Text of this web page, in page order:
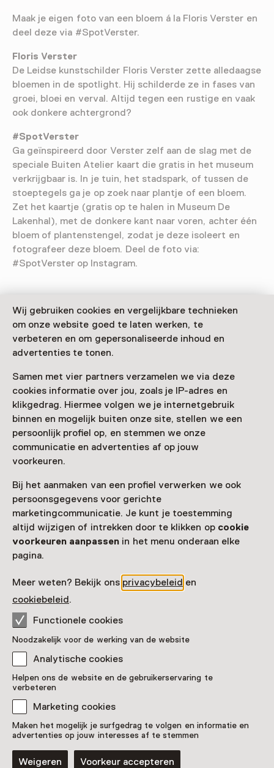
Wij gebruiken cookies en vergelijkbare technieken
om onze website goed te laten werken, te
verbeteren en om gepersonaliseerde inhoud en
advertenties te tonen.
Samen met vier partners verzamelen we via deze
cookies informatie over jou, zoals je IP-adres en
klikgedrag. Hiermee volgen we je internetgebruik
binnen en mogelijk buiten onze site, stellen we een
persoonlijk profiel op, en stemmen we onze
communicatie en advertenties af op jouw
voorkeuren.
Bij het aanmaken van een profiel verwerken we ook
persoonsgegevens voor gerichte
marketingcommunicatie. Je kunt je toestemming
altijd wijzigen of intrekken door te klikken op cookie
voorkeuren aanpassen in het menu onderaan elke
pagina.
Meer weten? Bekijk ons privacybeleid en
cookiebeleid.
Functionele cookies
Noodzakelijk voor de werking van de website
Analytische cookies
Helpen ons de website en de gebruikerservaring te
verbeteren
Marketing cookies
Maken het mogelijk je surfgedrag te volgen en informatie en
advertenties op jouw interesses af te stemmen
Weigeren Voorkeur accepteren
Maak je eigen foto van een bloem á la Floris Verster en
deel deze via #SpotVerster.
Floris Verster
De Leidse kunstschilder Floris Verster zette alledaagse
bloemen in de spotlight. Hij schilderde ze in fases van
groei, bloei en verval. Altijd tegen een rustige en vaak
ook donkere achtergrond?
#SpotVerster
Ga geïnspireerd door Verster zelf aan de slag met de
speciale Buiten Atelier kaart die gratis in het museum
verkrijgbaar is. In je tuin, het stadspark, of tussen de
stoeptegels ga je op zoek naar plantje of een bloem.
Zet het kaartje (gratis op te halen in Museum De
Lakenhal), met de donkere kant naar voren, achter één
bloem of plantenstengel, zodat je deze isoleert en
fotografeer deze bloem. Deel de foto via:
#SpotVerster op Instagram.
Deze activiteit is afgelopen. Je kunt hier niet
Bekijk alle actuele activiteiten opZien & doen
Leeftijd
Voor 9 t/m 18 jaar en volwassenen
Datum
12 april 2025 t/m 24 augustus 2025
Toon beschikbaarheid
Locatie
Museum De Lakenhal
2312 RA Leiden
Route plannen
Opent in een nieuw tabblad
071 - 51 65 360
Vandaag open tot 17:00 uur
Meer openingstijden
Zien & doen in Museum
De Lakenhal